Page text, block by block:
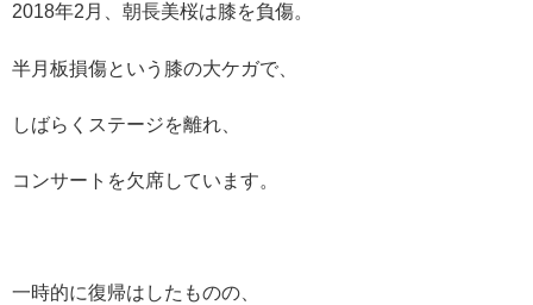
2018年2月、朝長美桜は膝を負傷。
半月板損傷という膝の大ケガで、
しばらくステージを離れ、
コンサートを欠席しています。
一時的に復帰はしたものの、